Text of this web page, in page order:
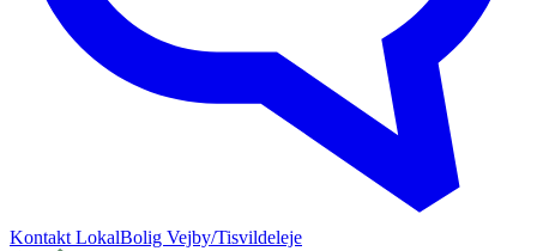
Kontakt LokalBolig Vejby/Tisvildeleje